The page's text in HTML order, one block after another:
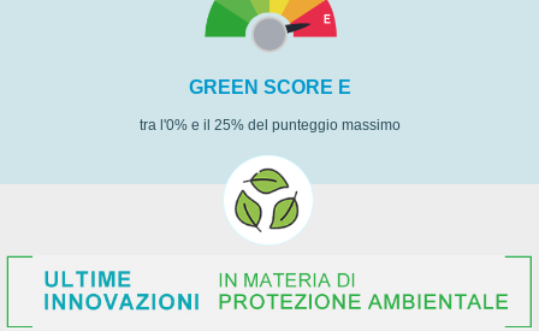
GREEN SCORE E
tra l'0% e il 25% del punteggio massimo